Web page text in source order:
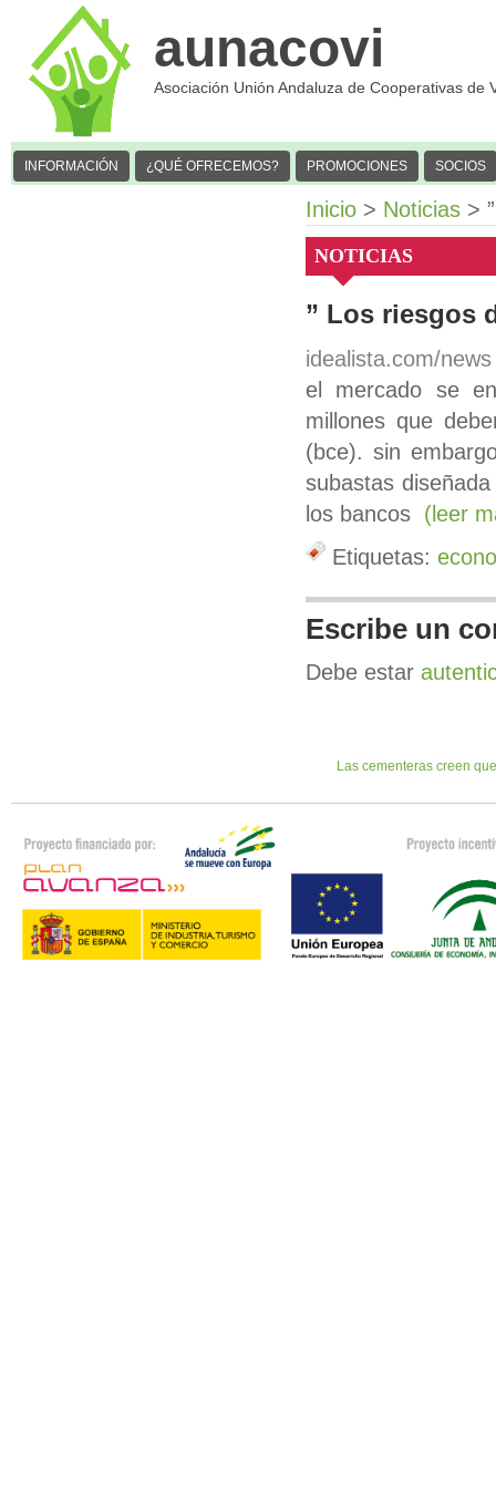
aunacovi
Asociación Unión Andaluza de Cooperativas de
INFORMACIÓN ¿QUÉ OFRECEMOS? PROMOCIONES SOCIOS
Inicio > Noticias >
NOTICIAS
” Los riesgos
idealista.com/news
el mercado se
millones que
(bce). sin
subastas
los bancos (leer
Etiquetas:
Escribe un
Debe estar
Las cementeras creen